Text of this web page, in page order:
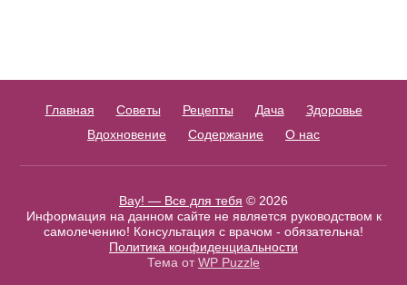
Главная Советы Рецепты Дача
Здоровье
Вдохновение
Содержание О нас
Вау! — Все для тебя © 2026
Информация на данном сайте не является руководством к
самолечению! Консультация с врачом - обязательна!
Политика конфиденциальности
Тема отWP Puzzle